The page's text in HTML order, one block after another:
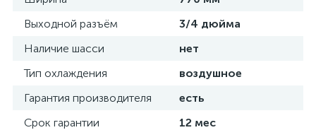
Выходной разъём
3/4 дюйма
Наличие шасси
нет
Тип охлаждения
воздушное
Гарантия производителя
есть
Срок гарантии
12 мес